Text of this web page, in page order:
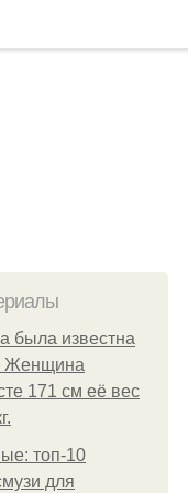
была известна
Женщина
171 см её вес
топ-10
для